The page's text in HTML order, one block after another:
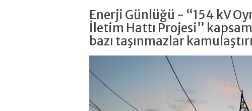
Enerji Günlüğü - “154 kV
İletim Hattı Projesi”
bazı taşınmazlar